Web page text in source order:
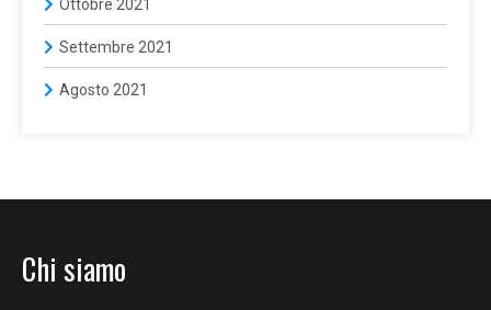
Ottobre 2021
Settembre 2021
Agosto 2021
Chi siamo